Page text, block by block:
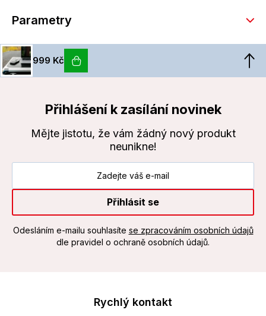
Parametry
999 Kč
Přihlášení k zasílání novinek
Mějte jistotu, že vám žádný nový produkt
neunikne!
Přihlásit se
Odesláním e-mailu souhlasíte se zpracováním osobních údajů
dle pravidel o ochraně osobních údajů.
Rychlý kontakt